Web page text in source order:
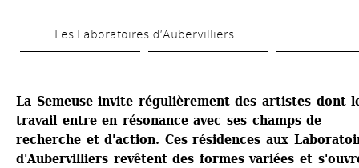
au
Les Laboratoires d’Aubervilliers
La Semeuse invite régulièrement des artistes dont
travail entre en résonance avec ses champs de
recherche et d'action. Ces résidences aux
d'Aubervilliers revêtent des formes variées et